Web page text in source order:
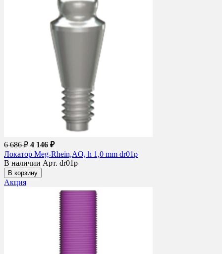
6 686 ₽ 4 146 ₽
Локатор Meg-Rhein,AO, h 1,0 mm dr01p
В наличии Арт. dr01p
В корзину
Акция